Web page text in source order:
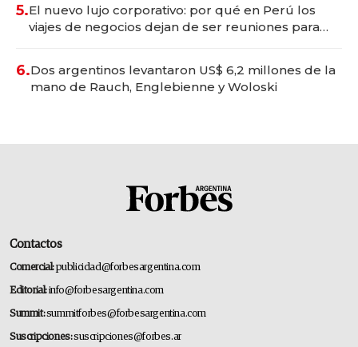
5.El nuevo lujo corporativo: por qué en Perú los
viajes de negocios dejan de ser reuniones para
6.Dos argentinos levantaron US$ 6,2 millones de la
mano de Rauch, Englebienne y Woloski
Contactos
Comercial:publicidad@forbesargentina.com
Editorial:info@forbesargentina.com
Summit:summitforbes@forbesargentina.com
Suscripciones:suscripciones@forbes.ar